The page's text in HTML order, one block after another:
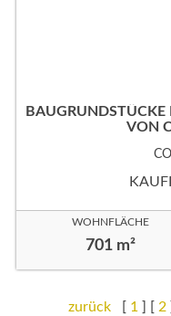
BAUGRUNDSTÜCKE
VON
WOHNFLÄCHE
701 m²
zurück [ 1 ] [ 2